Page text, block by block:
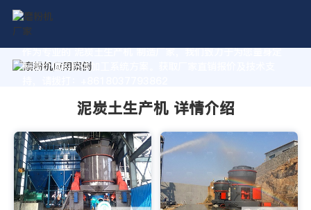
作为专业的 泥炭土生产机 制造厂家，我们致力于为您量身定
制高价值的粉体加工系统方案。获取厂家直销报价及技术支
泥炭土生产机 详情介绍